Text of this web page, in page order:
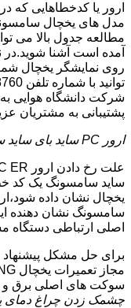
مدل های یخچال
مطالعه جدول بالا می
آمده است آشنا
روی نمایشگر یخچال
پشتیبانی به مشتریان
ارور PC ساید بای ساید سامسونگ
ساید سامسونگ یک کد
سامسونگ نشان
اصلی ارتباطی دستگاه
برای حل مشکل پیشنهاد
سوکت های اصلی برق و
چشمک زدن چراغ دمای